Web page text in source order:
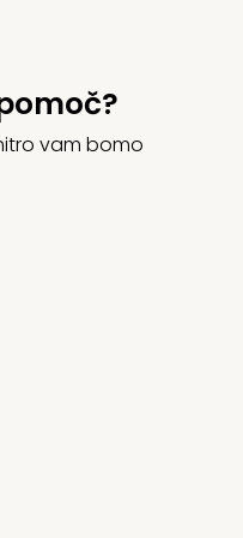
vam bomo